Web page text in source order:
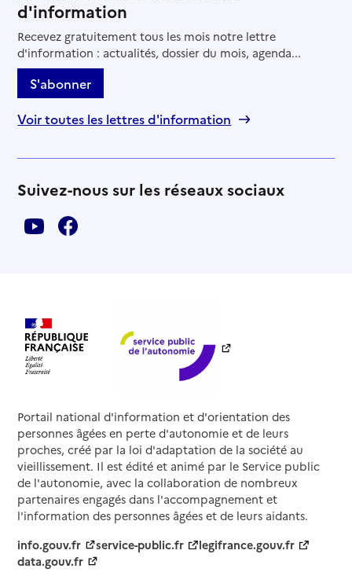
d'information
Recevez gratuitement tous les mois notre lettre
d'information : actualités, dossier du mois, agenda...
S'abonner
Voir toutes les lettres d'information
Suivez-nous sur les réseaux sociaux
Portail national d'information et d'orientation des
personnes âgées en perte d'autonomie et de leurs
proches, créé par la loi d'adaptation de la société au
vieillissement. Il est édité et animé par le Service public
de l'autonomie, avec la collaboration de nombreux
partenaires engagés dans l'accompagnement et
l'information des personnes âgées et de leurs aidants.
info.gouv.fr
service-public.fr
legifrance.gouv.fr
data.gouv.fr